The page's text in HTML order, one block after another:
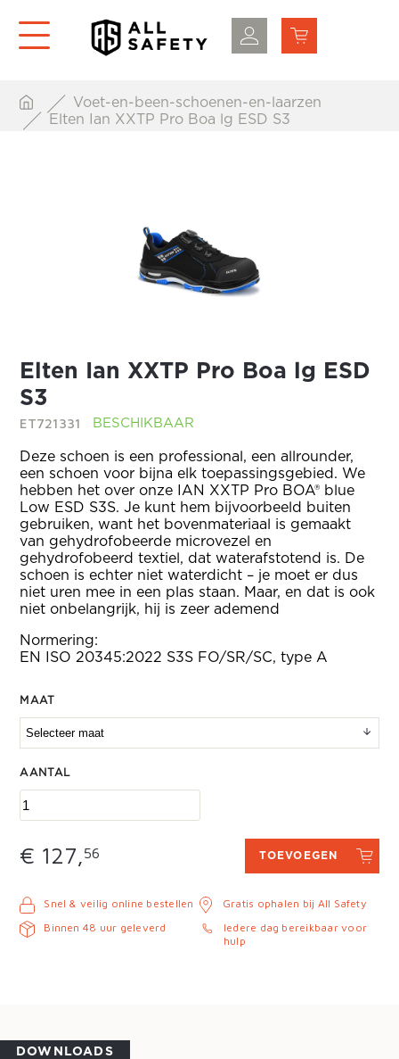
Voet-en-been-schoenen-en-laarzen
Elten Ian XXTP Pro Boa lg ESD S3
Elten Ian XXTP Pro Boa lg ESD
S3
ET721331 BESCHIKBAAR
Deze schoen is een professional, een allrounder,
een schoen voor bijna elk toepassingsgebied. We
hebben het over onze IAN XXTP Pro BOA® blue
Low ESD S3S. Je kunt hem bijvoorbeeld buiten
gebruiken, want het bovenmateriaal is gemaakt
van gehydrofobeerde microvezel en
gehydrofobeerd textiel, dat waterafstotend is. De
schoen is echter niet waterdicht – je moet er dus
niet uren mee in een plas staan. Maar, en dat is ook
niet onbelangrijk, hij is zeer ademend
Normering:
EN ISO 20345:2022 S3S FO/SR/SC, type A
MAAT
AANTAL
€ 127,56 TOEVOEGEN
Snel & veilig online bestellen
Binnen 48 uur geleverd
Gratis ophalen bij All Safety
Iedere dag bereikbaar voor
hulp
DOWNLOADS